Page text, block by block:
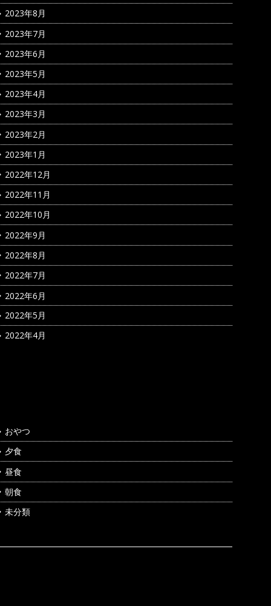
2023年8月
2023年7月
2023年6月
2023年5月
2023年4月
2023年3月
2023年2月
2023年1月
2022年12月
2022年11月
2022年10月
2022年9月
2022年8月
2022年7月
2022年6月
2022年5月
2022年4月
おやつ
夕食
昼食
朝食
未分類